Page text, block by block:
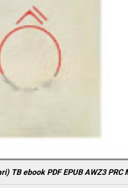
TB ebook PDF EPUB AWZ3 PRC